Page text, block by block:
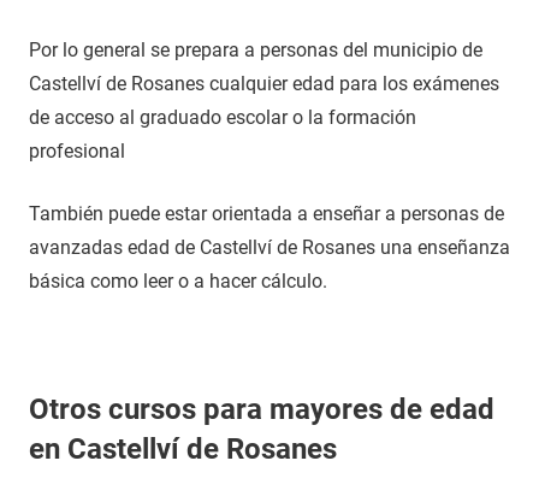
Por lo general se prepara a personas del municipio de
Castellví de Rosanes cualquier edad para los exámenes
de acceso al graduado escolar o la formación
profesional
También puede estar orientada a enseñar a personas de
avanzadas edad de Castellví de Rosanes una enseñanza
básica como leer o a hacer cálculo.
Otros cursos para mayores de edad
en Castellví de Rosanes